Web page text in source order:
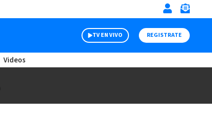
TV EN VIVO REGISTRATE
Videos